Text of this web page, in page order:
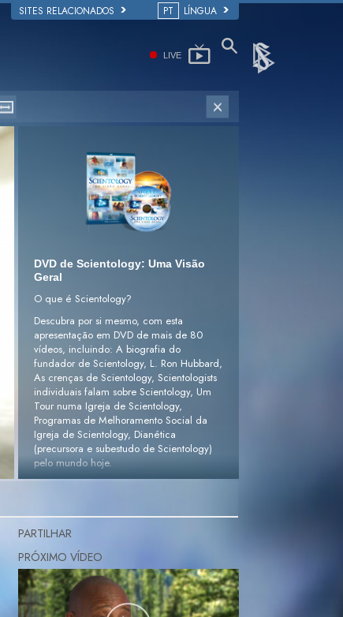
SITES RELACIONADOS PT LÍNGUA
LIVE
DVD de Scientology: Uma Visão
Geral
O que é Scientology?
Descubra por si mesmo, com esta
apresentação em DVD de mais de 80
vídeos, incluindo: A biografia do
fundador de Scientology, L. Ron Hubbard,
As crenças de Scientology, Scientologists
individuais falam sobre Scientology, Um
Tour numa Igreja de Scientology,
Programas de Melhoramento Social da
Igreja de Scientology, Dianética
(precursora e subestudo de Scientology)
pelo mundo hoje.
PARTILHAR